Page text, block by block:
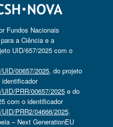
Fundos Nacionais
a Ciência e a
UID/657/2025 com o
00657/2025, do projeto
PRR/00657/2025e do
com o identificador
PRR2/04666/2025.
– Next GenerationEU